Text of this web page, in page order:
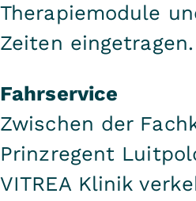
Therapiemodule
Zeiten eingetragen.
Fahrservice
Zwischen der
Prinzregent
VITREA Klinik